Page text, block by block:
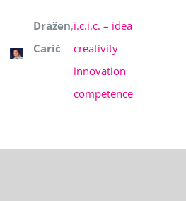
Dražen
Carić
,i.c.i.c. – idea
creativity
innovation
competence